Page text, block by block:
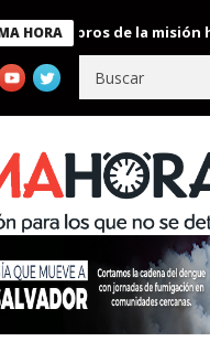
HORA de la misión